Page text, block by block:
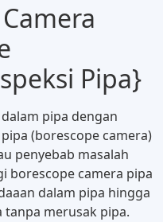
Pipa}
pipa dengan
(borescope camera)
penyebab masalah
borescope camera pipa
dalam pipa hingga
merusak pipa.